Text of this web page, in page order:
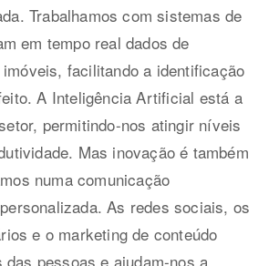
Trabalhamos com sistemas de
em tempo real dados de
facilitando a identificação
A Inteligência Artificial está a
permitindo-nos atingir níveis
Mas inovação é também
numa comunicação
As redes sociais, os
e o marketing de conteúdo
das pessoas e ajudam-nos a